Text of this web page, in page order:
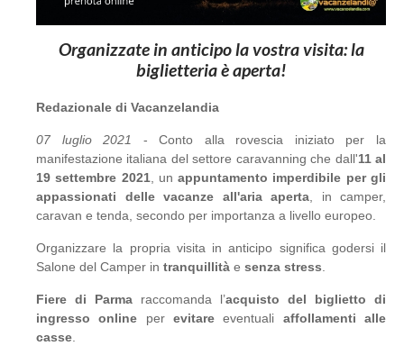
Organizzate in anticipo la vostra visita: la
biglietteria è aperta!
Redazionale di Vacanzelandia
07 luglio 2021
- Conto alla rovescia iniziato per la
manifestazione italiana del settore caravanning che dall'11 al
19 settembre 2021, un appuntamento imperdibile per gli
appassionati delle vacanze all'aria aperta , in camper,
caravan e tenda, secondo per importanza a livello europeo.
Organizzare la propria visita in anticipo significa godersi il
Salone del Camper in tranquillità e senza stress
Fiere di Parma raccomanda l’acquisto del biglietto di
ingresso online perevitare eventuali affollamenti alle
casse